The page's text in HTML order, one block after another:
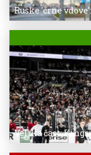
Ruske 'črne
Velika čast: